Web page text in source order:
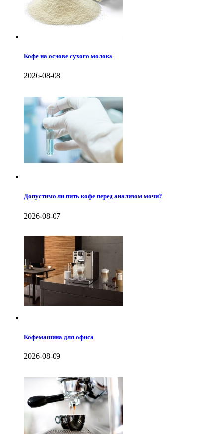
Кофе на основе сухого молока
2026-08-08
Допустимо ли пить кофе перед анализом мочи?
2026-08-07
Кофемашина для офиса
2026-08-09